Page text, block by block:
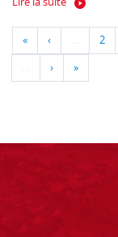
« ‹ … 2
… › »